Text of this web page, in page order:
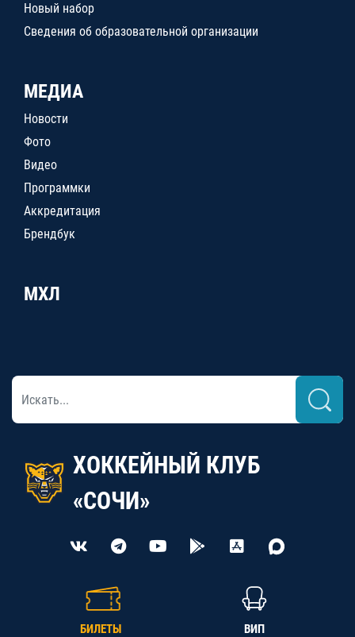
Новый набор
Сведения об образовательной организации
МЕДИА
Новости
Фото
Видео
Программки
Аккредитация
Брендбук
МХЛ
ХОККЕЙНЫЙ КЛУБ
«СОЧИ»
БИЛЕТЫ ВИП